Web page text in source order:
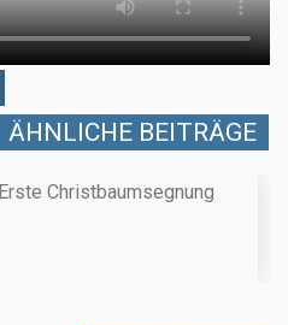
ÄHNLICHE BEITRÄGE
Erste Christbaumsegnung